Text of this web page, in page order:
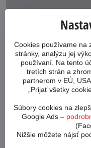
Kolesá sú vypletené
bol bicykel tuhý a
Brzdové kotúče sú
Kolesá sú obuté do
29x2,25, čo napomáha
Technická špecifikácia:
Cookies používame na
stránky, analýzu jej
používaní. Na tento
tretích strán a
partnerom v EÚ,
„Prijať všetky
Súbory cookies na
Google Ads –
Nižšie môžete nájsť